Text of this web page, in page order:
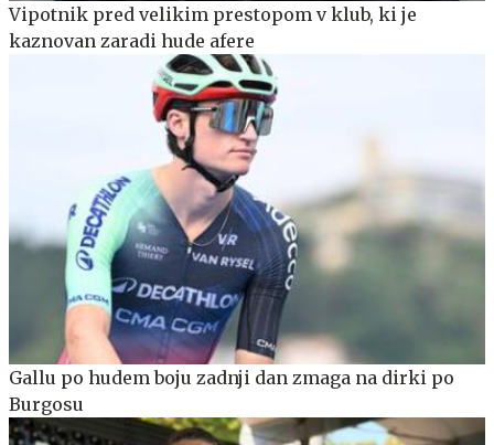
Vipotnik pred velikim prestopom v klub, ki je
kaznovan zaradi hude afere
Gallu po hudem boju zadnji dan zmaga na dirki po
Burgosu